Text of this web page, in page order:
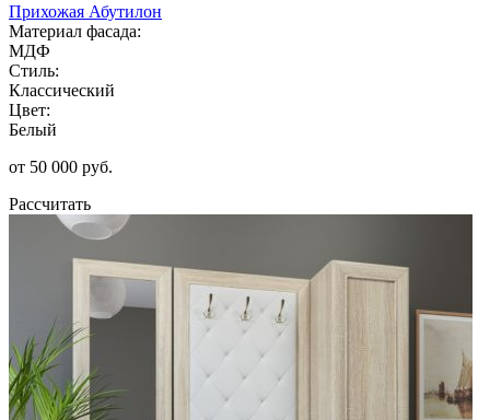
Прихожая Абутилон
Материал фасада:
МДФ
Стиль:
Классический
Цвет:
Белый
от 50 000 руб.
Рассчитать